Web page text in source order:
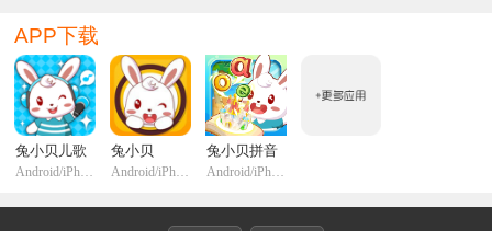
APP下载
兔小贝儿歌
Android/iPhone/iPadi
兔小贝
Android/iPhone/iPadi
兔小贝拼音
Android/iPhone/iPadi